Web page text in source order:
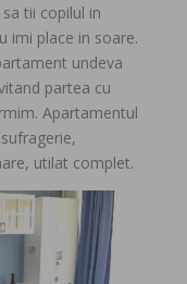
tii copilul in
imi place in soare.
undeva
partea cu
Apartamentul
utilat complet.